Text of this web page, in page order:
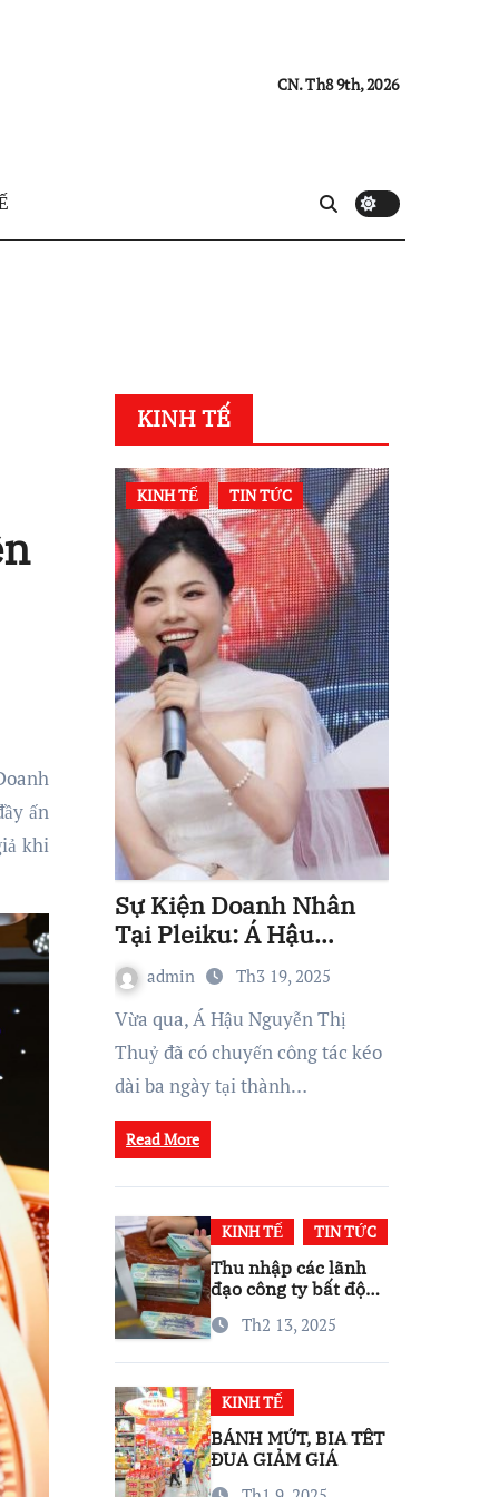
CN. Th8 9th, 2026
ấn
khi
KINH TẾ
KINH TẾ TIN TỨC
Sự Kiện Doanh Nhân
Tại Pleiku: Á Hậu
Nguyễn Thị Thuỷ Góp
Phần Xây Dựng Hệ Sinh
Thái Kinh Doanh Vững
Mạnh
admin Th3 19, 2025
Vừa qua, Á Hậu Nguyễn Thị
Thuỷ đã có chuyến công tác kéo
dài ba ngày tại thành…
Read More
KINH TẾ TIN TỨC
Thu nhập các lãnh
đạo công ty bất động
Th2 13, 2025
KINH TẾ
BÁNH MỨT, BIA TẾT
ĐUA GIẢM GIÁ